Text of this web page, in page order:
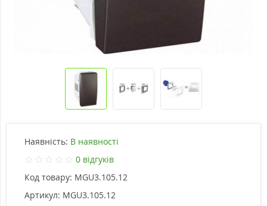
Наявність: В наявності
0 відгуків
Код товару: MGU3.105.12
Артикул: MGU3.105.12